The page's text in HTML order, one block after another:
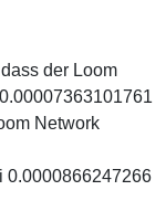
der Loom
Network
0.0000866247266